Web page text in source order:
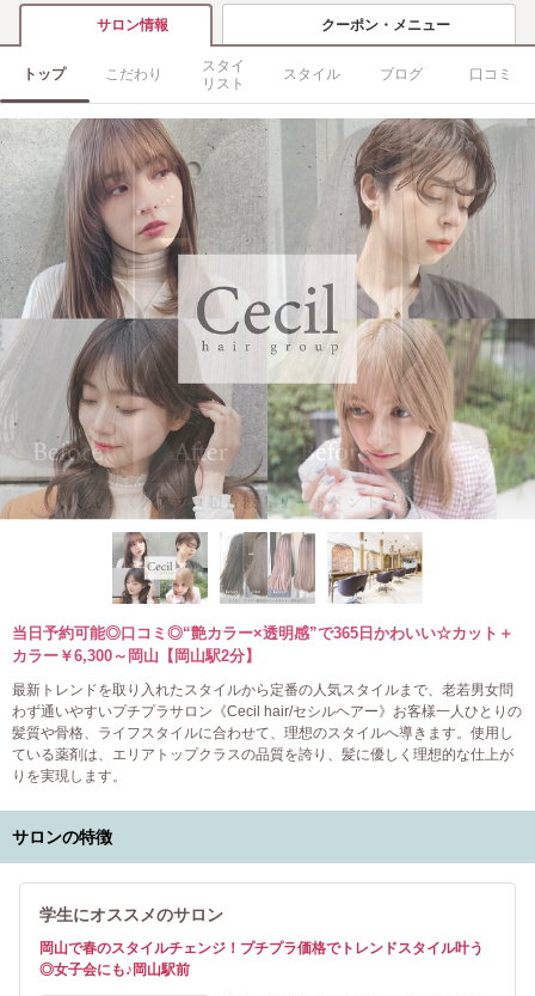
サロン情報 クーポン・メニュー
トップ こだわり
スタイ
リスト
スタイル ブログ 口コミ
当日予約可能◎口コミ◎“艶カラー×透明感”で365日かわいい☆カット＋
カラー￥6,300～岡山【岡山駅2分】
最新トレンドを取り入れたスタイルから定番の人気スタイルまで、老若男女問
わず通いやすいプチプラサロン《Cecil hair/セシルヘアー》お客様一人ひとりの
髪質や骨格、ライフスタイルに合わせて、理想のスタイルへ導きます。使用し
ている薬剤は、エリアトップクラスの品質を誇り、髪に優しく理想的な仕上が
りを実現します。
サロンの特徴
学生にオススメのサロン
岡山で春のスタイルチェンジ！プチプラ価格でトレンドスタイル叶う
◎女子会にも♪岡山駅前